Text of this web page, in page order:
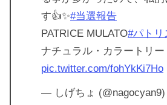
す👍✨#当選報告
PATRICE MULATO#パトリ
ナチュラル・カラートリー
pic.twitter.com/fohYkKi7Ho
— しげちょ (@nagocyan9)